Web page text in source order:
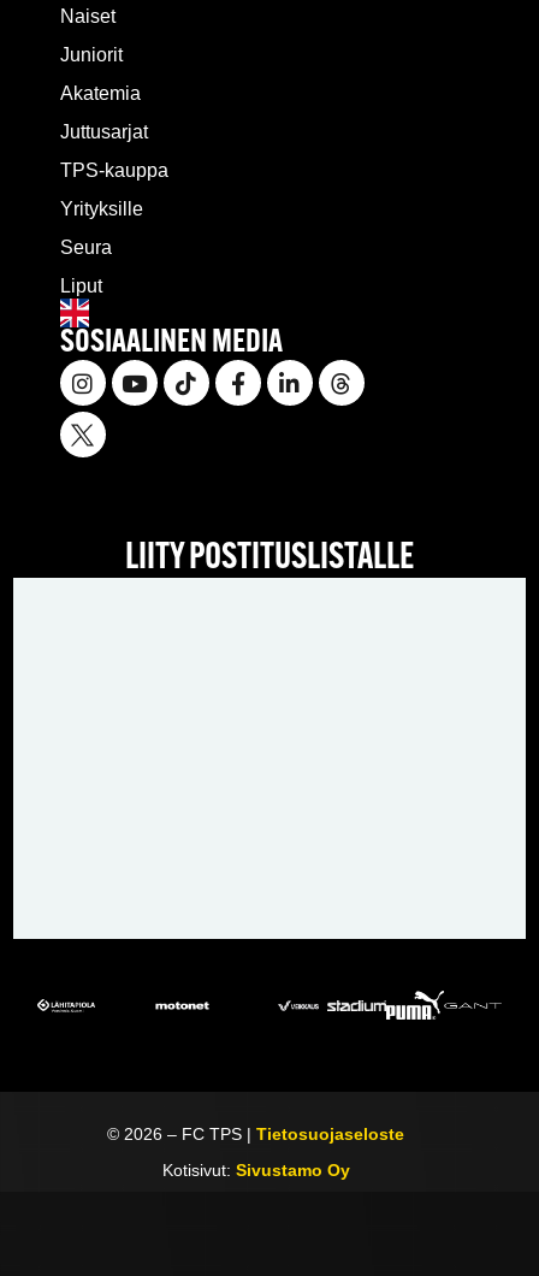
Naiset
Juniorit
Akatemia
Juttusarjat
TPS-kauppa
Yrityksille
Seura
Liput
SOSIAALINEN MEDIA
LIITY POSTITUSLISTALLE
© 2026 – FC TPS |Tietosuojaseloste
Kotisivut: Sivustamo Oy